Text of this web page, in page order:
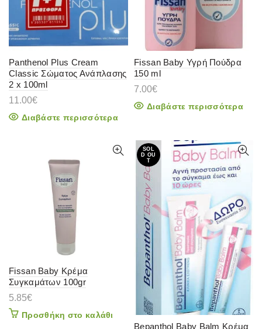
Panthenol Plus Cream
Classic Σώματος Ανάπλασης
2 x 100ml
11.00€
Διαβάστε περισσότερα
Fissan Baby Υγρή Πούδρα
150 ml
7.00€
Διαβάστε περισσότερα
Fissan Baby Κρέμα
Συγκαμάτων 100gr
5.85€
Προσθήκη στο καλάθι
SOL
D OU
T
Bepanthol Baby Balm Κρέμα